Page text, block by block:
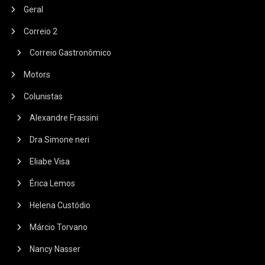
Geral
Correio 2
Correio Gastronômico
Motors
Colunistas
Alexandre Frassini
Dra Simone neri
Eliabe Visa
Érica Lemos
Helena Custódio
Márcio Torvano
Nancy Nasser